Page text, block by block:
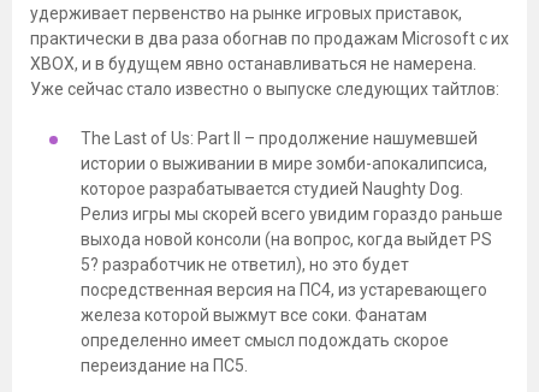
удерживает первенство на рынке игровых приставок,
практически в два раза обогнав по продажам Microsoft с их
XBOX, и в будущем явно останавливаться не намерена.
Уже сейчас стало известно о выпуске следующих тайтлов:
The Last of Us: Part II – продолжение нашумевшей
истории о выживании в мире зомби-апокалипсиса,
которое разрабатывается студией Naughty Dog.
Релиз игры мы скорей всего увидим гораздо раньше
выхода новой консоли (на вопрос, когда выйдет PS
5? разработчик не ответил), но это будет
посредственная версия на ПС4, из устаревающего
железа которой выжмут все соки. Фанатам
определенно имеет смысл подождать скорое
переиздание на ПС5.